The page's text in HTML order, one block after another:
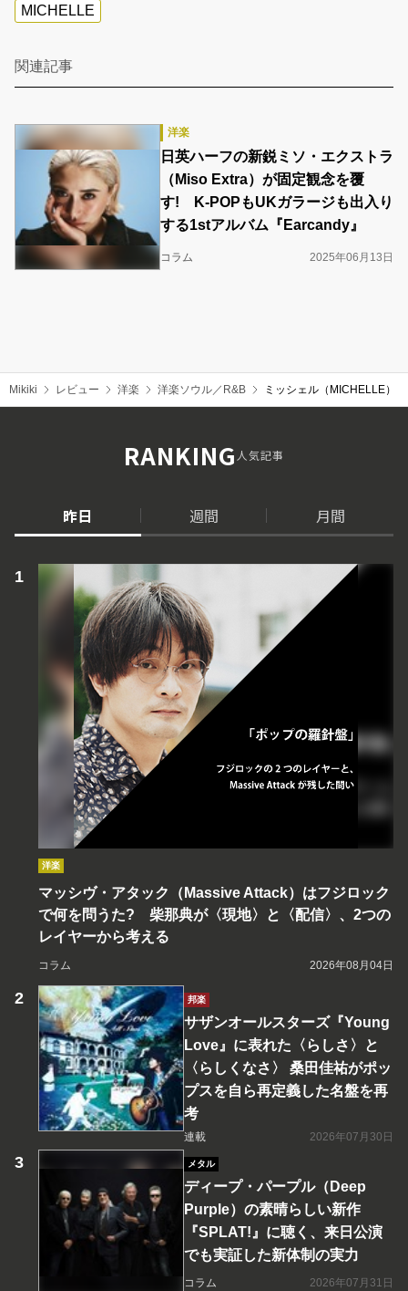
MICHELLE
関連記事
洋楽
日英ハーフの新鋭ミソ・エクストラ
（Miso Extra）が固定観念を覆
す! K-POPもUKガラージも出入り
する1stアルバム『Earcandy』
コラム 2025年06月13日
Mikiki レビュー 洋楽 洋楽ソウル／R&B ミッシェル（MICHELLE）
RANKING人気記事
昨日 週間 月間
洋楽
マッシヴ・アタック（Massive Attack）はフジロック
で何を問うた? 柴那典が〈現地〉と〈配信〉、2つの
レイヤーから考える
コラム 2026年08月04日
邦楽
サザンオールスターズ『Young
Love』に表れた〈らしさ〉と
〈らしくなさ〉 桑田佳祐がポッ
プスを自ら再定義した名盤を再
考
連載 2026年07月30日
メタル
ディープ・パープル（Deep
Purple）の素晴らしい新作
『SPLAT!』に聴く、来日公演
でも実証した新体制の実力
コラム 2026年07月31日